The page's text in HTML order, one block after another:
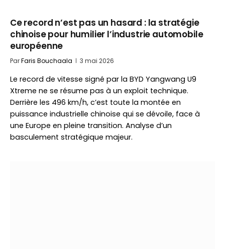
Ce record n’est pas un hasard : la stratégie
chinoise pour humilier l’industrie automobile
européenne
ParFaris Bouchaala 3 mai 2026
Le record de vitesse signé par la BYD Yangwang U9
Xtreme ne se résume pas à un exploit technique.
Derrière les 496 km/h, c’est toute la montée en
puissance industrielle chinoise qui se dévoile, face à
une Europe en pleine transition. Analyse d’un
basculement stratégique majeur.